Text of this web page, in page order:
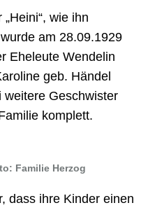
wie ihn
am 28.09.1929
Eheleute Wendelin
geb. Händel
weitere Geschwister
komplett.
Familie Herzog
dass ihre Kinder einen